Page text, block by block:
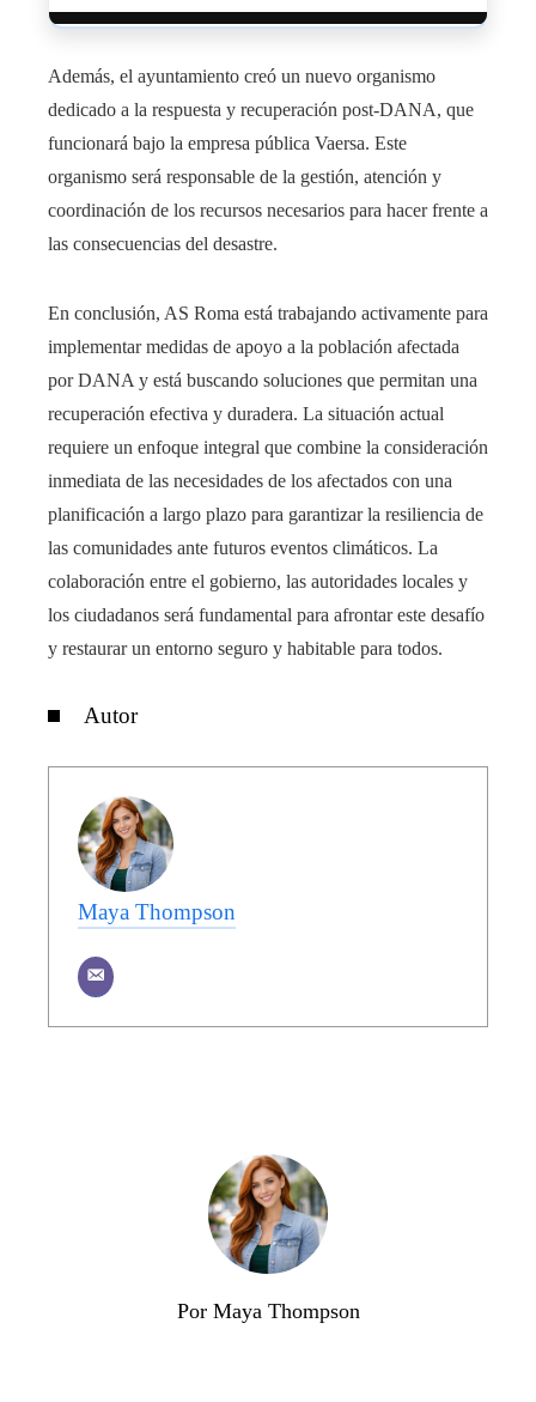
Además, el ayuntamiento creó un nuevo organismo
dedicado a la respuesta y recuperación post-DANA, que
funcionará bajo la empresa pública Vaersa. Este
organismo será responsable de la gestión, atención y
coordinación de los recursos necesarios para hacer frente a
las consecuencias del desastre.
En conclusión, AS Roma está trabajando activamente para
implementar medidas de apoyo a la población afectada
por DANA y está buscando soluciones que permitan una
recuperación efectiva y duradera. La situación actual
requiere un enfoque integral que combine la consideración
inmediata de las necesidades de los afectados con una
planificación a largo plazo para garantizar la resiliencia de
las comunidades ante futuros eventos climáticos. La
colaboración entre el gobierno, las autoridades locales y
los ciudadanos será fundamental para afrontar este desafío
y restaurar un entorno seguro y habitable para todos.
Autor
Maya Thompson
Por Maya Thompson